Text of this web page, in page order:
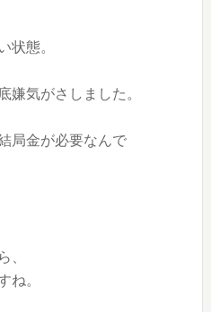
状態。
嫌気がさしました。
局金が必要なんで
、
ね。